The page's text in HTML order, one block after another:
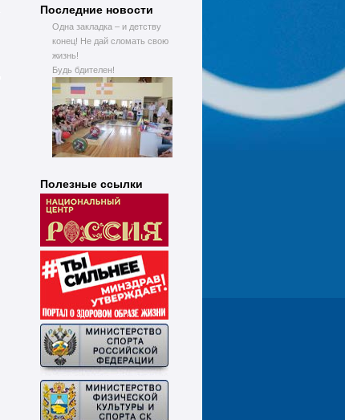
Последние новости
Одна закладка – и детству
конец! Не дай сломать свою
жизнь!
Будь бдителен!
Полезные ссылки